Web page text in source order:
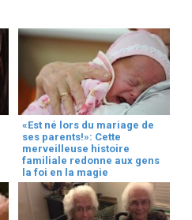
«Est né lors du mariage de
ses parents!»: Cette
merveilleuse histoire
familiale redonne aux gens
la foi en la magie